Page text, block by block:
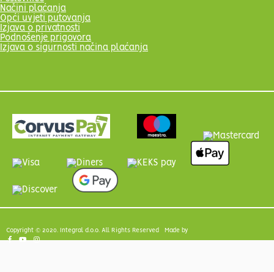
Načini plaćanja
Opći uvjeti putovanja
Izjava o privatnosti
Podnošenje prigovora
Izjava o sigurnosti načina plaćanja
Copyright © 2020. Integral d.o.o. All Rights Reserved Made by